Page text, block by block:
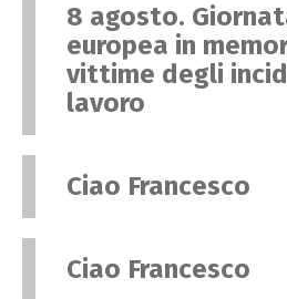
8 agosto.
europea in
vittime degli
lavoro
Ciao Francesco
Ciao Francesco